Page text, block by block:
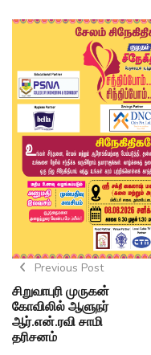
Previous Post
சிறுவாபுரி முருகன்
கோவிலில் ஆளுநர்
ஆர்.என்.ரவி சாமி
தரிசனம்